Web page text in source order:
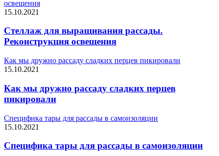
освещения
15.10.2021
Стеллаж для выращивания рассады.
Реконструкция освещения
Как мы дружно рассаду сладких перцев пикировали
15.10.2021
Как мы дружно рассаду сладких перцев
пикировали
Специфика тары для рассады в самоизоляции
15.10.2021
Специфика тары для рассады в самоизоляции